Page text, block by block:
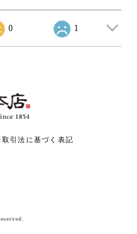
0 1
取引法に基づく表記